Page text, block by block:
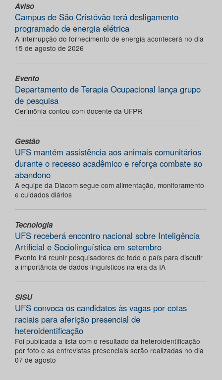
Aviso
Campus de São Cristóvão terá desligamento
programado de energia elétrica
A interrupção do fornecimento de energia acontecerá no dia
15 de agosto de 2026
Evento
Departamento de Terapia Ocupacional lança grupo
de pesquisa
Cerimônia contou com docente da UFPR
Gestão
UFS mantém assistência aos animais comunitários
durante o recesso acadêmico e reforça combate ao
abandono
A equipe da Diacom segue com alimentação, monitoramento
e cuidados diários
Tecnologia
UFS receberá encontro nacional sobre Inteligência
Artificial e Sociolinguística em setembro
Evento irá reunir pesquisadores de todo o país para discutir
a importância de dados linguísticos na era da IA
SISU
UFS convoca os candidatos às vagas por cotas
raciais para aferição presencial de
heteroidentificação
Foi publicada a lista com o resultado da heteroidentificação
por foto e as entrevistas presenciais serão realizadas no dia
07 de agosto